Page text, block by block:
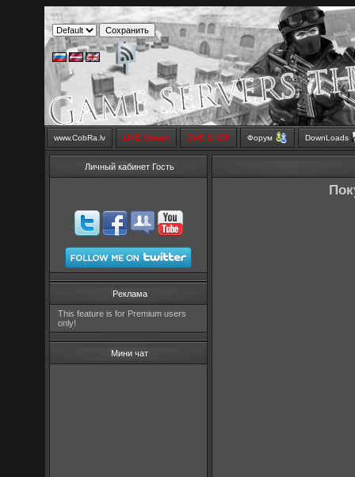
www.CobRa.lv LIVE Stream SMS SHOP Форум DownLoads
Личный кабинет Гость
Реклама
This feature is for Premium users
only!
Мини чат